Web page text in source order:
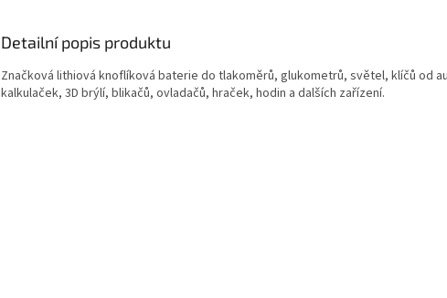
Detailní popis produktu
Značková lithiová knoflíková baterie do tlakoměrů, glukometrů, světel, klíčů od
kalkulaček, 3D brýlí, blikačů, ovladačů, hraček, hodin a dalších zařízení.